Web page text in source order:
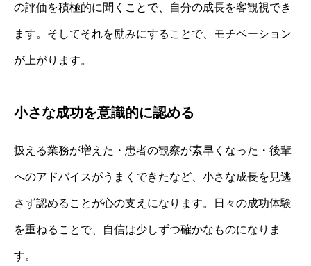
の評価を積極的に聞くことで、自分の成長を客観視でき
ます。そしてそれを励みにすることで、モチベーション
が上がります。
小さな成功を意識的に認める
扱える業務が増えた・患者の観察が素早くなった・後輩
へのアドバイスがうまくできたなど、小さな成長を見逃
さず認めることが心の支えになります。日々の成功体験
を重ねることで、自信は少しずつ確かなものになりま
す。